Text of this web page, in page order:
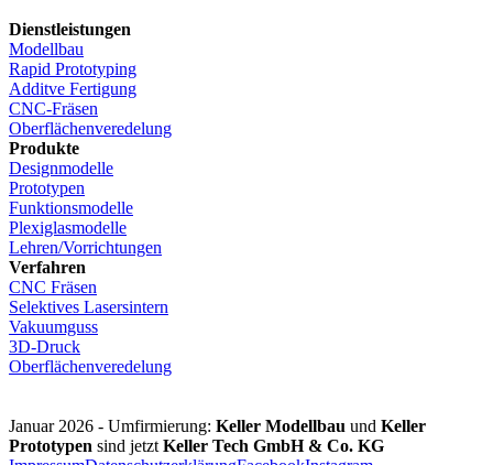
Dienstleistungen
Modellbau
Rapid Prototyping
Additve Fertigung
CNC-Fräsen
Oberflächenveredelung
Produkte
Designmodelle
Prototypen
Funktionsmodelle
Plexiglasmodelle
Lehren/Vorrichtungen
Verfahren
CNC Fräsen
Selektives Lasersintern
Vakuumguss
3D-Druck
Oberflächenveredelung
Januar 2026 - Umfirmierung: Keller Modellbau und Keller
Prototypen sind jetzt Keller Tech GmbH & Co. KG